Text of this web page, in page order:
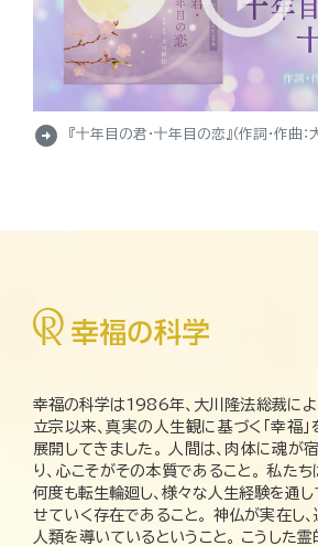
arrow_circle_right 『十年目の君・十年目の恋』（作詞・作曲：
幸福の科学は1986年、大川隆法総裁によ
立宗以来、真実の人生観に基づく「幸福」
展開してきました。 人間は、肉体に魂が
り、心こそがその本質であること。 私た
何度も転生輪廻し、様々な人生経験を通し
せていく存在であること。 神仏が実在し、
人類を導いているということ。 こうした